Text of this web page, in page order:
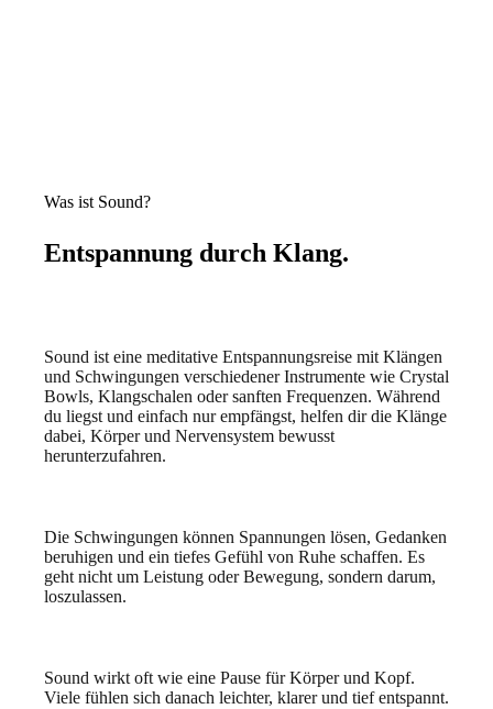
Was ist Sound?
Entspannung durch Klang.
Sound ist eine meditative Entspannungsreise mit Klängen
und Schwingungen verschiedener Instrumente wie Crystal
Bowls, Klangschalen oder sanften Frequenzen. Während
du liegst und einfach nur empfängst, helfen dir die Klänge
dabei, Körper und Nervensystem bewusst
herunterzufahren.
Die Schwingungen können Spannungen lösen, Gedanken
beruhigen und ein tiefes Gefühl von Ruhe schaffen. Es
geht nicht um Leistung oder Bewegung, sondern darum,
loszulassen.
Sound wirkt oft wie eine Pause für Körper und Kopf.
Viele fühlen sich danach leichter, klarer und tief entspannt.